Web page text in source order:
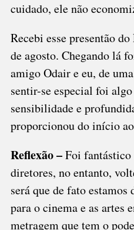
cuidado, ele não
Recebi esse presentão
de agosto. Chegando lá
amigo Odair e eu, de
sentir-se especial foi
sensibilidade e
proporcionou do início
Reflexão –Foi fantástico
diretores, no entanto,
será que de fato
para o cinema e as artes
metragem que tem o